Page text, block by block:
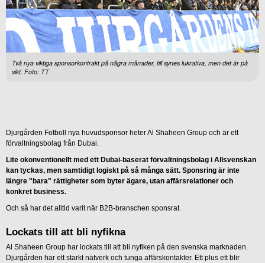
Två nya viktiga sponsorkontrakt på några månader, till synes lukrativa, men det är på
sikt. Foto: TT
Djurgården Fotboll nya huvudsponsor heter Al Shaheen Group och är ett
förvaltningsbolag från Dubai.
Lite okonventionellt med ett Dubai-baserat förvaltningsbolag i Allsvenskan
kan tyckas, men samtidigt logiskt på så många sätt. Sponsring är inte
längre "bara" rättigheter som byter ägare, utan affärsrelationer och
konkret business.
Och så har det alltid varit när B2B-branschen sponsrat.
Lockats till att bli nyfikna
Al Shaheen Group har lockats till att bli nyfiken på den svenska marknaden.
Djurgården har ett starkt nätverk och tunga affärskontakter. Ett plus ett blir